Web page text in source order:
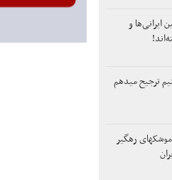
ایرانی‌ها و
ترجیح میدهم
موشکهای رهگیر